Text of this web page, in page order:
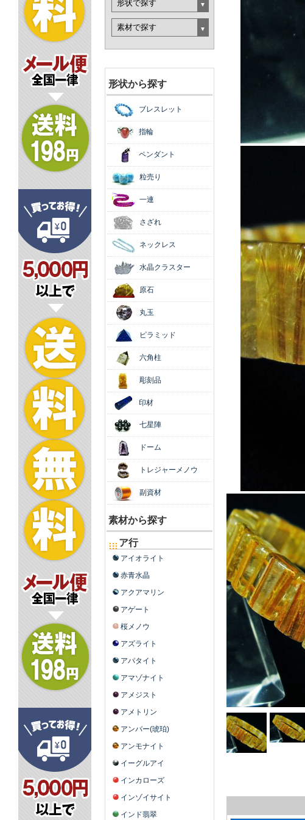
形状から探す
ブレスレット
指輪
ペンダント
粒売り
一連
さざれ
ネックレス
水晶クラスター
原石
丸玉
ピラミッド
六角柱
彫刻品
印材
七星陣
ドーム
トレジャーメノウ
副資材
素材から探す
ア行
アイオライト
赤青水晶
アクアマリン
アゲート
桜メノウ
アズライト
アパタイト
アマゾナイト
アメジスト
アメトリン
アンバー(琥珀)
アンモナイト
イーグルアイ
インカローズ
インゾイサイト
インド翡翠